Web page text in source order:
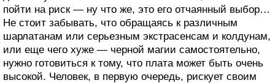
пойти на риск — ну что же, это его отчаянный выбор…
Не стоит забывать, что обращаясь к различным
шарлатанам или серьезным экстрасенсам и колдунам,
или еще чего хуже — черной магии самостоятельно,
нужно готовиться к тому, что плата может быть очень
высокой. Человек, в первую очередь, рискует своим